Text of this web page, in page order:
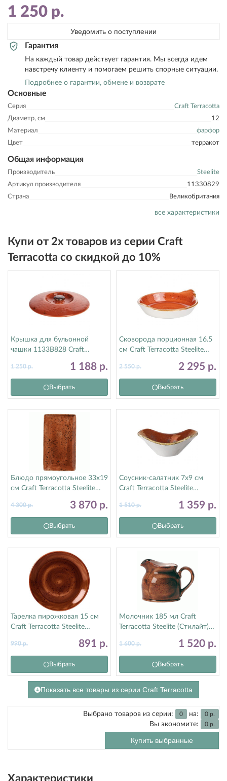
Основные
Серия
Craft Terracotta
Диаметр, см
12
Материал
фарфор
Цвет
терракот
Общая информация
Производитель
Steelite
Артикул производителя
11330829
Страна
Великобритания
все характеристики
1 250 р.
Уведомить о поступлении
Гарантия
На каждый товар действует гарантия. Мы всегда идем
навстречу клиенту и помогаем решить спорные ситуации.
Подробнее о гарантии, обмене и возврате
Купи от 2х товаров из серии Craft
Terracotta со скидкой до 10%
Крышка для бульонной
чашки 1133B828 Craft
11330829
1 188 р.
1 250р.
Выбрать
Сковорода порционная 16.5
см Craft Terracotta Steelite
2 295 р.
2 550р.
Выбрать
Блюдо прямоугольное 33х19
см Craft Terracotta Steelite
3 870 р.
4 300р.
Выбрать
Соусник-салатник 7х9 см
Craft Terracotta Steelite
1 359 р.
1 510р.
Выбрать
Тарелка пирожковая 15 см
Craft Terracotta Steelite
891 р.
990р.
Выбрать
Молочник 185 мл Craft
Terracotta Steelite (Стилайт)
1 520 р.
1 600р.
Выбрать
Показать все товары из серии Craft Terracotta
Выбрано товаров из серии: 0 на: 0 р.
Вы экономите: 0 р.
Купить выбранные
Характеристики